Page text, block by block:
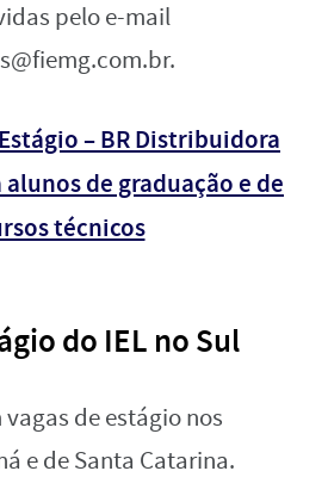
pelo e-mail
.
Estágio – BR Distribuidora
de graduação e de
técnicos
do IEL no Sul
vagas de estágio nos
e de Santa Catarina.